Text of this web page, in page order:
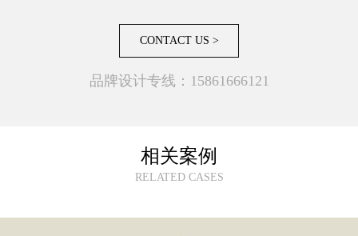
CONTACT US >
品牌设计专线：15861666121
相关案例
RELATED CASES